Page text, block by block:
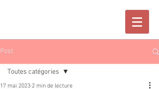
Post
Toutes catégories
17 mai 2023 2 min de lecture